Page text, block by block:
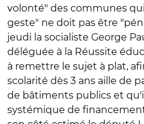
volonté" des communes
geste" ne doit pas être
jeudi la socialiste George
déléguée à la Réussite
à remettre le sujet à plat,
scolarité dès 3 ans aille de
de bâtiments publics et
systémique de